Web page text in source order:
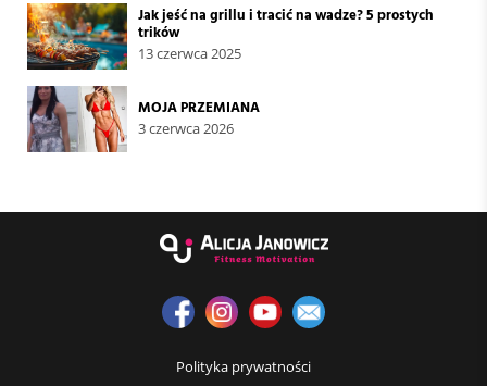
Jak jeść na grillu i tracić na wadze? 5 prostych
trików
13 czerwca 2025
MOJA PRZEMIANA
3 czerwca 2026
Polityka prywatności